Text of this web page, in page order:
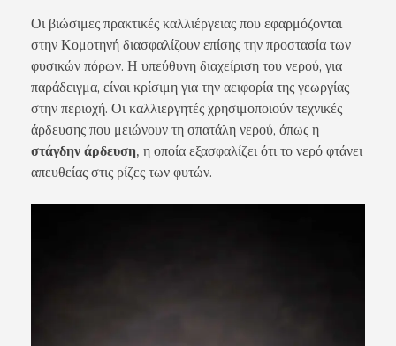
Οι βιώσιμες πρακτικές καλλιέργειας που εφαρμόζονται
στην Κομοτηνή διασφαλίζουν επίσης την προστασία των
φυσικών πόρων. Η υπεύθυνη διαχείριση του νερού, για
παράδειγμα, είναι κρίσιμη για την αειφορία της γεωργίας
στην περιοχή. Οι καλλιεργητές χρησιμοποιούν τεχνικές
άρδευσης που μειώνουν τη σπατάλη νερού, όπως η
στάγδην άρδευση, η οποία εξασφαλίζει ότι το νερό φτάνει
απευθείας στις ρίζες των φυτών.